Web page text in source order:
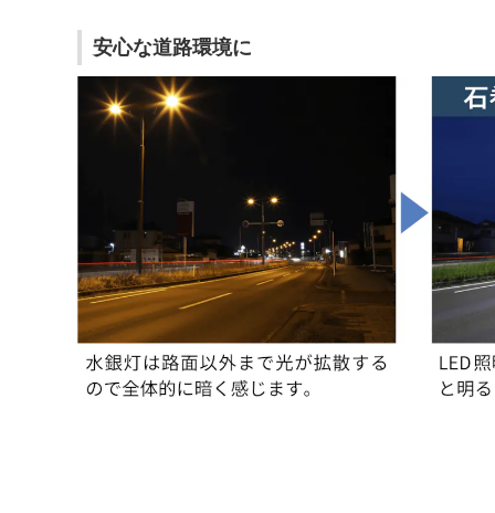
安心な道路環境に